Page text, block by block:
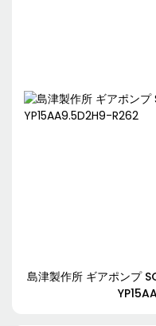
島津製作所 ギアポンプ